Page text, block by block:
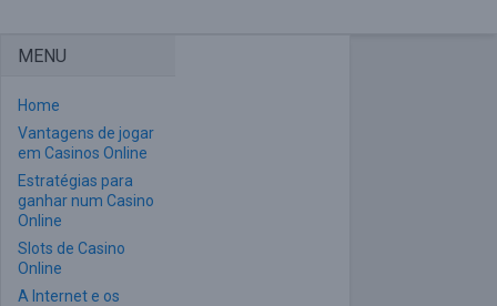
MENU
Home
Vantagens de jogar
em Casinos Online
Estratégias para
ganhar num Casino
Online
Slots de Casino
Online
A Internet e os